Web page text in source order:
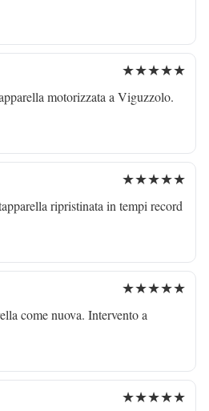
★★★★★
motorizzata a Viguzzolo.
★★★★★
ripristinata in tempi record
★★★★★
come nuova. Intervento a
★★★★★